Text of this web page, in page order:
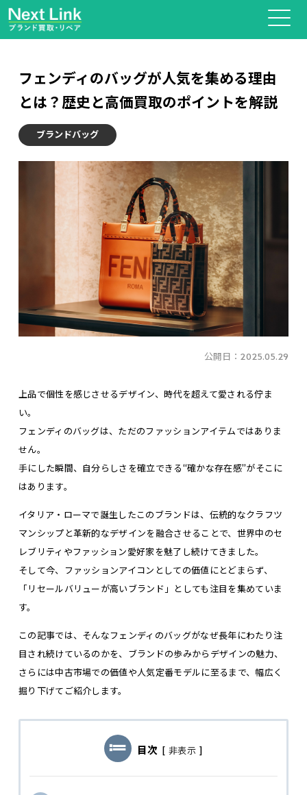
フェンディのバッグが人気を集める理由
とは？歴史と高価買取のポイントを解説
ブランドバッグ
公開日： 2025.05.29
上品で個性を感じさせるデザイン、時代を超えて愛される佇ま
い。
フェンディのバッグは、ただのファッションアイテムではありま
せん。
手にした瞬間、自分らしさを確立できる“確かな存在感”がそこに
はあります。
イタリア・ローマで誕生したこのブランドは、伝統的なクラフツ
マンシップと革新的なデザインを融合させることで、世界中のセ
レブリティやファッション愛好家を魅了し続けてきました。
そして今、ファッションアイコンとしての価値にとどまらず、
「リセールバリューが高いブランド」としても注目を集めていま
す。
この記事では、そんなフェンディのバッグがなぜ長年にわたり注
目され続けているのかを、ブランドの歩みからデザインの魅力、
さらには中古市場での価値や人気定番モデルに至るまで、幅広く
掘り下げてご紹介します。
目次 [ 非表示 ]